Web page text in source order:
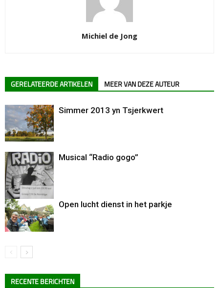
Michiel de Jong
GERELATEERDE ARTIKELEN MEER VAN DEZE AUTEUR
Simmer 2013 yn Tsjerkwert
Musical “Radio gogo”
Open lucht dienst in het parkje
RECENTE BERICHTEN